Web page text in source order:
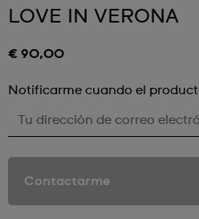
LOVE IN VERONA
€ 90,00
Notificarme cuando el
Tu dirección de correo
Contactarme